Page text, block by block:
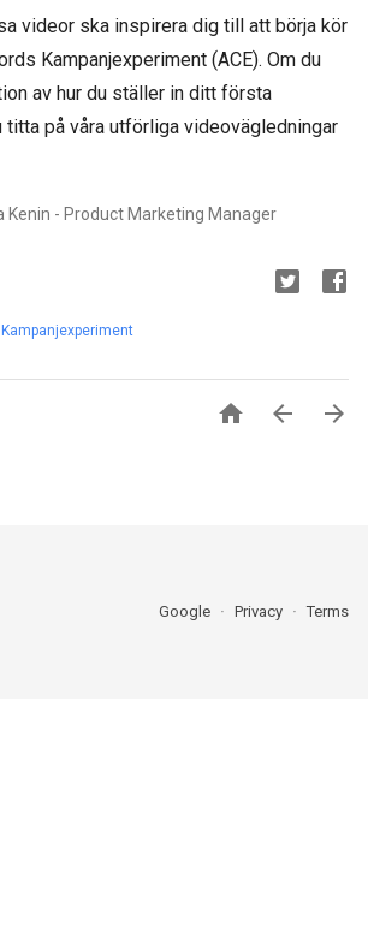
videor ska inspirera dig till att börja kör
Kampanjexperiment (ACE). Om du
av hur du ställer in ditt första
titta på våra utförliga videovägledningar
Kenin - Product Marketing Manager
  
Google Privacy Terms